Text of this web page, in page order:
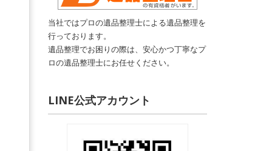
当社ではプロの遺品整理士による遺品整理を
行っております。
遺品整理でお困りの際は、安心かつ丁寧なプ
ロの遺品整理士にお任せください。
LINE公式アカウント